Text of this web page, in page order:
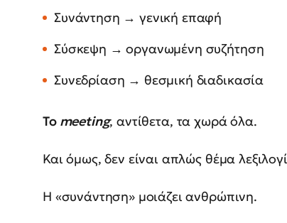
Συνάντηση → γενική επαφή
Σύσκεψη → οργανωμένη συζήτηση
Συνεδρίαση → θεσμική διαδικασία
Το meeting, αντίθετα, τα χωρά όλα.
Και όμως, δεν είναι απλώς θέμα
Η «συνάντηση» μοιάζει ανθρώπινη.